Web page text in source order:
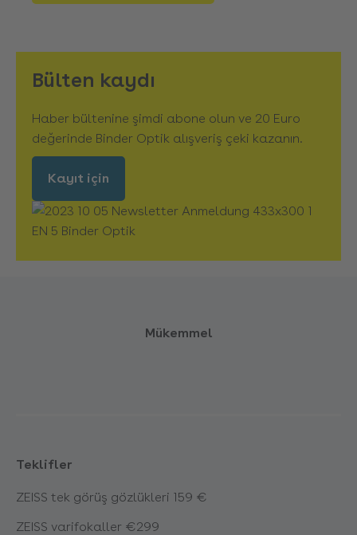
Bülten kaydı
Haber bültenine şimdi abone olun ve 20 Euro
değerinde Binder Optik alışveriş çeki kazanın.
Kayıt için
Mükemmel
Teklifler
ZEISS tek görüş gözlükleri 159 €
ZEISS varifokaller €299